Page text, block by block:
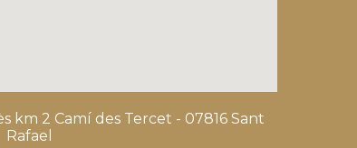
km 2 Camí des Tercet - 07816 Sant
Rafael